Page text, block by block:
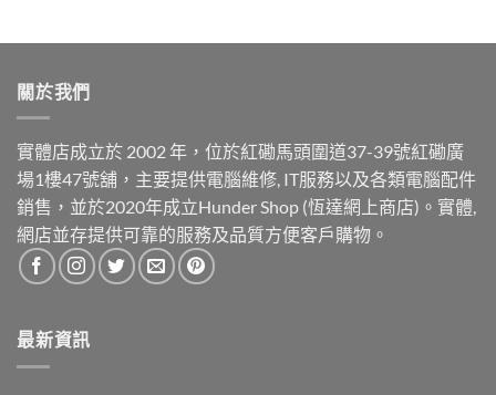
關於我們
實體店成立於 2002 年，位於紅磡馬頭圍道37-39號紅磡廣
場1樓47號舖，主要提供電腦維修, IT服務以及各類電腦配件
銷售，並於2020年成立Hunder Shop (恆達網上商店)。實體,
網店並存提供可靠的服務及品質方便客戶購物。
最新資訊